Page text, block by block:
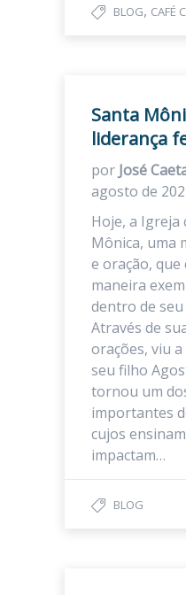
BLOG, CAFÉ
Santa
liderança
por José
agosto de
Hoje, a Igreja
Mônica, uma
e oração, que
maneira
dentro de
Através de
orações, viu
seu filho
tornou um
importantes
cujos
impactam…
BLOG